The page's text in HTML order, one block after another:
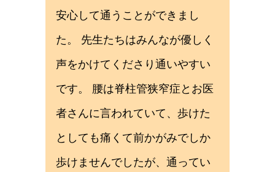
安心して通うことができまし
た。 先生たちはみんなが優しく
声をかけてくださり通いやすい
です。 腰は脊柱管狭窄症とお医
者さんに言われていて、歩けた
としても痛くて前かがみでしか
歩けませんでしたが、通ってい